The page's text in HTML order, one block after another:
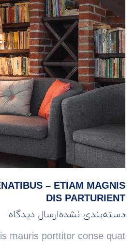
– ETIAM MAGNIS
DIS PARTURIENT
دسته‌بندی نشدهارسال دیدگاه
mauris porttitor conse quat